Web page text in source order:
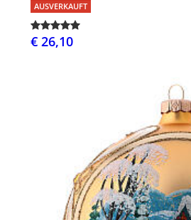
AUSVERKAUFT
€ 26,10